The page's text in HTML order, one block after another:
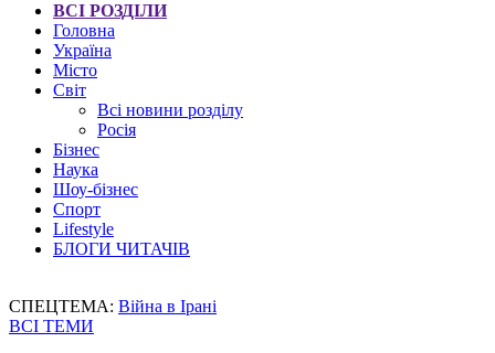
ВСІ РОЗДІЛИ
Головна
Україна
Місто
Світ
Всі новини розділу
Росія
Бізнес
Наука
Шоу-бізнес
Спорт
Lifestyle
БЛОГИ ЧИТАЧІВ
СПЕЦТЕМА: Війна в Ірані
ВСІ ТЕМИ